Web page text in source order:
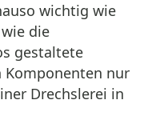
wichtig wie
die
gestaltete
Komponenten nur
Drechslerei in